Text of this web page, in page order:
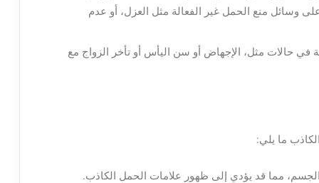
وسائل منع الحمل غير الفعالة مثل العزل، أو عدم
حالات مثل، الإجهاض أو سن اليأس أو تأخر الزواج مع
ما يلي:
مما قد يؤدي إلى ظهور علامات الحمل الكاذب.